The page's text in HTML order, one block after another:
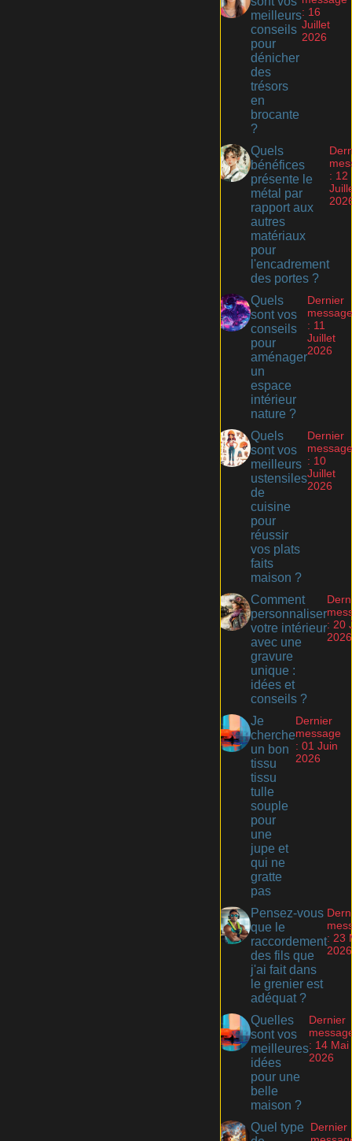
meilleurs
conseils
pour
dénicher
des
trésors
en
brocante
?
: 16
Juillet
2026
Quels
bénéfices
présente le
métal par
rapport aux
autres
matériaux
pour
l'encadrement
des portes ?
: 12
Quels
sont vos
conseils
pour
aménager
un
espace
intérieur
nature ?
Dernier
message
: 11
Juillet
2026
Quels
sont vos
meilleurs
ustensiles
de
cuisine
pour
réussir
vos plats
faits
maison ?
Dernier
message
: 10
Juillet
2026
Comment
personnaliser
votre intérieur
avec une
gravure
unique :
idées et
conseils ?
: 20
2026
Je
cherche
un bon
tissu
tissu
tulle
souple
pour
une
jupe et
qui ne
gratte
pas
Dernier
message
: 01 Juin
2026
Pensez-vous
que le
raccordement
des fils que
j'ai fait dans
le grenier est
adéquat ?
: 23
2026
Quelles
sont vos
meilleures
idées
pour une
belle
maison ?
Dernier
: 14 Mai
2026
Quel type
Dernier